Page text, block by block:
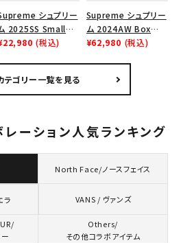
シュプリー
2025SS Small
Tee スモールボ
(税込)
Supreme シュプリー
ム 2024AW Box
Logo Hooded
ダスティーピンク
¥62,980 (税込)
テゴリー一覧を見る
ーション人気ランキング
North Face/ノースフェイス
ラ VANS / ヴァンズ
Others/
その他コラボアイテム